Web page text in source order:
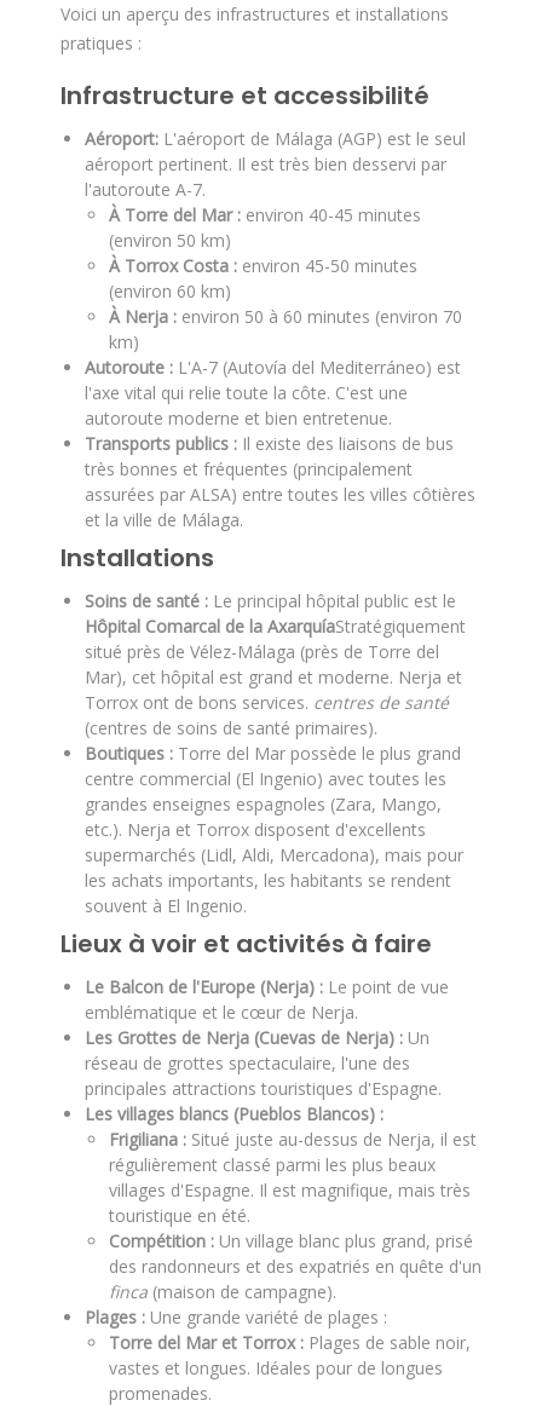
Voici un aperçu des infrastructures et installations
pratiques :
Infrastructure et accessibilité
Aéroport: L'aéroport de Málaga (AGP) est le seul
aéroport pertinent. Il est très bien desservi par
l'autoroute A-7.
À Torre del Mar : environ 40-45 minutes
(environ 50 km)
À Torrox Costa : environ 45-50 minutes
(environ 60 km)
À Nerja : environ 50 à 60 minutes (environ 70
km)
Autoroute : L'A-7 (Autovía del Mediterráneo) est
l'axe vital qui relie toute la côte. C'est une
autoroute moderne et bien entretenue.
Transports publics : Il existe des liaisons de bus
très bonnes et fréquentes (principalement
assurées par ALSA) entre toutes les villes côtières
et la ville de Málaga.
Installations
Soins de santé : Le principal hôpital public est le
Hôpital Comarcal de la AxarquíaStratégiquement
situé près de Vélez-Málaga (près de Torre del
Mar), cet hôpital est grand et moderne. Nerja et
Torrox ont de bons services. centres de santé
(centres de soins de santé primaires).
Boutiques : Torre del Mar possède le plus grand
centre commercial (El Ingenio) avec toutes les
grandes enseignes espagnoles (Zara, Mango,
etc.). Nerja et Torrox disposent d'excellents
supermarchés (Lidl, Aldi, Mercadona), mais pour
les achats importants, les habitants se rendent
souvent à El Ingenio.
Lieux à voir et activités à faire
Le Balcon de l'Europe (Nerja) : Le point de vue
emblématique et le cœur de Nerja.
Les Grottes de Nerja (Cuevas de Nerja) : Un
réseau de grottes spectaculaire, l'une des
principales attractions touristiques d'Espagne.
Les villages blancs (Pueblos Blancos) :
Frigiliana : Situé juste au-dessus de Nerja, il est
régulièrement classé parmi les plus beaux
villages d'Espagne. Il est magnifique, mais très
touristique en été.
Compétition : Un village blanc plus grand, prisé
des randonneurs et des expatriés en quête d'un
finca (maison de campagne).
Plages : Une grande variété de plages :
Torre del Mar et Torrox : Plages de sable noir,
vastes et longues. Idéales pour de longues
promenades.